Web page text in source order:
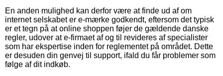
En anden mulighed kan derfor være at finde ud af om
internet selskabet er e-mærke godkendt, eftersom det typisk
er et tegn på at online shoppen føjer de gældende danske
regler, udover at e-firmaet af og til revideres af specialister
som har ekspertise inden for reglementet på området. Dette
er desuden din genvej til support, ifald du får problemer som
følge af dit indkøb.